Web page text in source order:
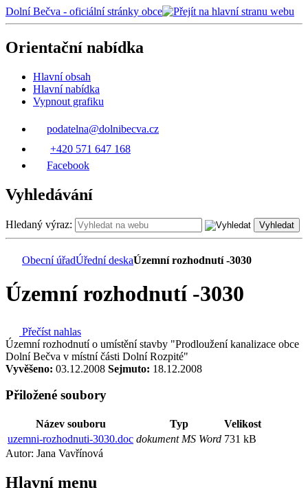
Dolní Bečva - oficiální stránky obce
Orientační nabídka
Hlavní obsah
Hlavní nabídka
Vypnout grafiku
podatelna@dolnibecva.cz
+420 571 647 168
Facebook
Vyhledávání
Hledaný výraz: Vyhledat
Obecní úřadÚřední deskaÚzemní rozhodnutí -3030
Územní rozhodnutí -3030
Přečíst nahlas
Územní rozhodnutí o umístění stavby "Prodloužení kanalizace obce
Dolní Bečva v místní části Dolní Rozpité"
Vyvěšeno: 03.12.2008 Sejmuto: 18.12.2008
Přiložené soubory
Název souboru Typ
Velikost
uzemni-rozhodnuti-3030.doc dokument MS Word 731 kB
Autor: Jana Vavřínová
Hlavní menu